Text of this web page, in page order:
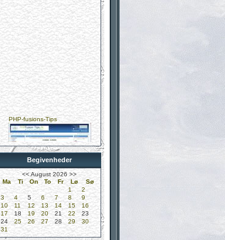
PHP-fusions-Tips
Kungelundens Dyreklinik
DUK-Undulatklubben
Begivenheder
<< August 2026 >>
Ma
Ti On To Fr Lø
Sø
1
2
3
4 5 6 7 8
9
10
11 12 13 14 15
16
17
18 19 20 21 22
23
24
25 26 27 28 29
30
31